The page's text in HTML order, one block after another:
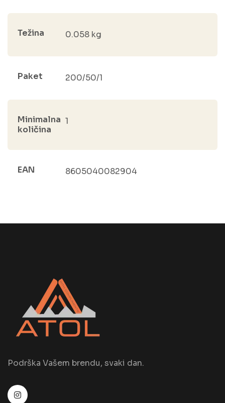
Težina 0.058 kg
Paket 200/50/1
Minimalna
količina
1
EAN 8605040082904
Podrška Vašem brendu, svaki dan.